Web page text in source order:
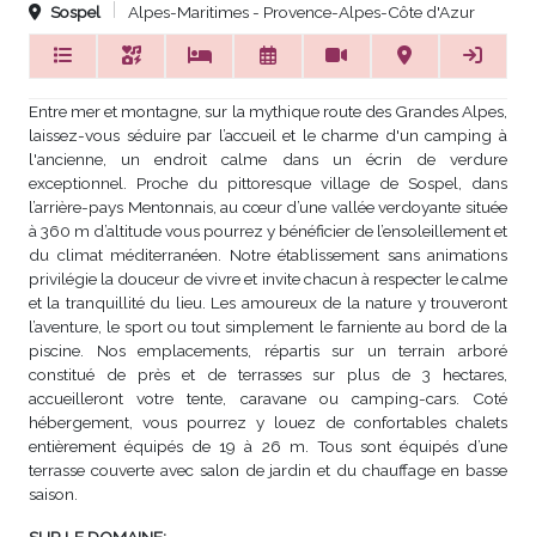
Sospel Alpes-Maritimes - Provence-Alpes-Côte d'Azur
Entre mer et montagne, sur la mythique route des Grandes Alpes,
laissez-vous séduire par l’accueil et le charme d'un camping à
l'ancienne, un endroit calme dans un écrin de verdure
exceptionnel. Proche du pittoresque village de Sospel, dans
l’arrière-pays Mentonnais, au cœur d’une vallée verdoyante située
à 360 m d’altitude vous pourrez y bénéficier de l’ensoleillement et
du climat méditerranéen. Notre établissement sans animations
privilégie la douceur de vivre et invite chacun à respecter le calme
et la tranquillité du lieu. Les amoureux de la nature y trouveront
l’aventure, le sport ou tout simplement le farniente au bord de la
piscine. Nos emplacements, répartis sur un terrain arboré
constitué de près et de terrasses sur plus de 3 hectares,
accueilleront votre tente, caravane ou camping-cars. Coté
hébergement, vous pourrez y louez de confortables chalets
entièrement équipés de 19 à 26 m. Tous sont équipés d’une
terrasse couverte avec salon de jardin et du chauffage en basse
saison.